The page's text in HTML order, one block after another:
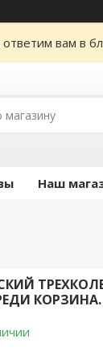
вам в
Наш